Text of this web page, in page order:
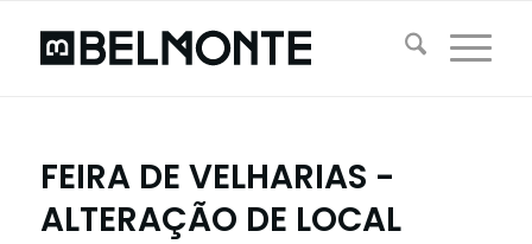
FEIRA DE VELHARIAS -
ALTERAÇÃO DE LOCAL